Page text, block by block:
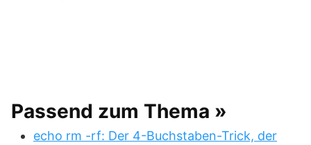
Passend zum Thema »
echo rm -rf: Der 4-Buchstaben-Trick, der